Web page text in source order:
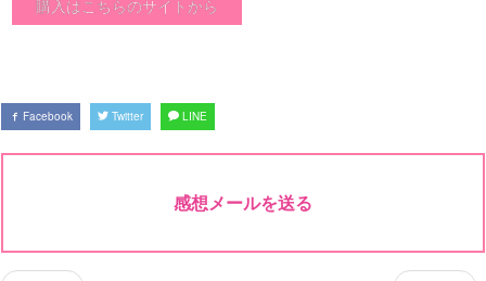
購入はこちらのサイトから
Facebook Twitter LINE
感想メールを送る